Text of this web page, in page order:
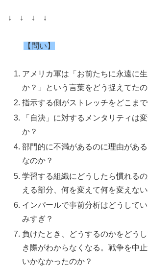
↓ ↓ ↓ ↓
【問い】
アメリカ軍は「お前たちに永遠に
か？」という言葉をどう捉えてた
指示する側がストレッチをどこま
「自決」に対するメンタリティは
か？
部門的に不満があるのに理由があ
なのか？
学習する組織にどうしたら慣れる
える部分、何を変えて何を変えない
インパールで事前分析はどうして
みすぎ？
負けたとき、どうするのかをどうし
き際がわからなくなる。戦争を中
いかなかったのか？